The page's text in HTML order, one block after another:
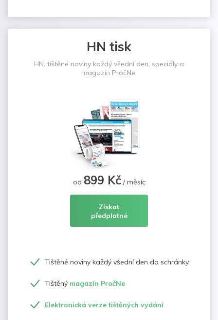
HN tisk
HN, tištěné noviny každý všední den, speciály a
magazín PročNe.
od 899 Kč/ měsíc
Získat
předplatné
Tištěné noviny každý všední den do schránky
Tištěný magazín PročNe
Elektronická verze tištěných vydání